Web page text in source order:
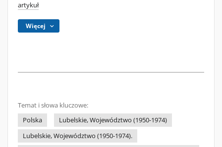
artykuł
Więcej
Temat i słowa kluczowe:
Polska
Lubelskie, Województwo (1950-1974)
Lubelskie, Województwo (1950-1974).